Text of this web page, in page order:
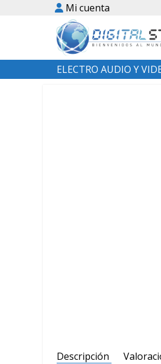
Mi cuenta
ELECTRO AUDIO Y
Descripción